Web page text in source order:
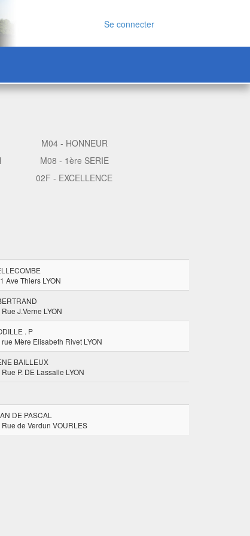
Se connecter
M04 - HONNEUR
M08 - 1ère SERIE
02F - EXCELLENCE
Ave Thiers LYON
Rue J.Verne LYON
. P
rue Mère Elisabeth Rivet LYON
BAILLEUX
P. DE Lassalle LYON
DE PASCAL
Rue de Verdun VOURLES